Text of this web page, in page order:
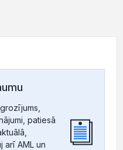
patiesā
arī AML un